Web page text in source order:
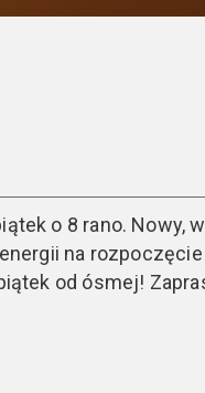
o 8 rano. Nowy,
na
od ósmej!